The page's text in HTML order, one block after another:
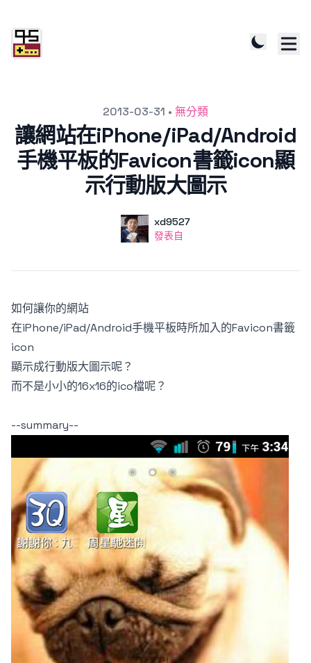
2013-03-31 • 無分類
讓網站在iPhone/iPad/Android
手機平板的Favicon書籤icon顯
示行動版大圖示
使用者
xd9527
發表自
發表自
如何讓你的網站
在iPhone/iPad/Android手機平板時所加入的Favicon書籤
icon
顯示成行動版大圖示呢？
而不是小小的16x16的ico檔呢？
--summary--